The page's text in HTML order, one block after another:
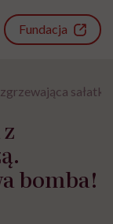
Fundacja
bomba!